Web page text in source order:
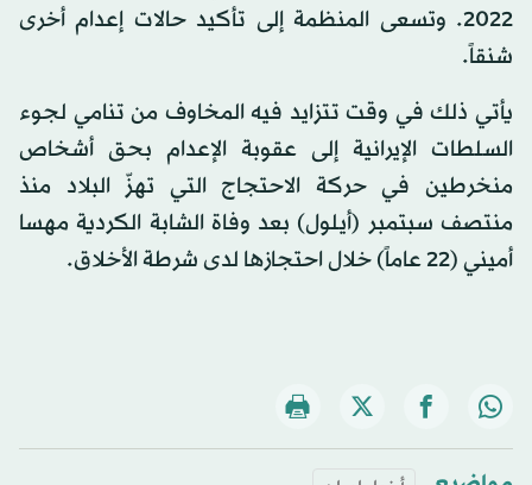
2022. وتسعى المنظمة إلى تأكيد حالات إعدام أخرى
شنقاً.
يأتي ذلك في وقت تتزايد فيه المخاوف من تنامي لجوء
السلطات الإيرانية إلى عقوبة الإعدام بحق أشخاص
منخرطين في حركة الاحتجاج التي تهزّ البلاد منذ
منتصف سبتمبر (أيلول) بعد وفاة الشابة الكردية مهسا
أميني (22 عاماً) خلال احتجازها لدى شرطة الأخلاق.